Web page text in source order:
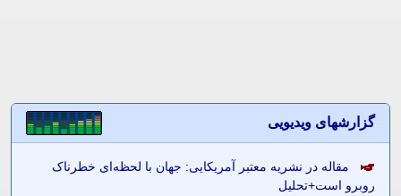
گزارشهای ویدیویی
مقاله در نشریه معتبر آمریکایی: جهان با لحظه‌ای خطرناک
روبرو است+تحلیل